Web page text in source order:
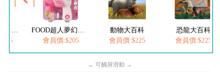
會員價:$205
動物大百科
會員價:$225
恐龍大百科
會員價:$225
← 可觸屏滑動 →